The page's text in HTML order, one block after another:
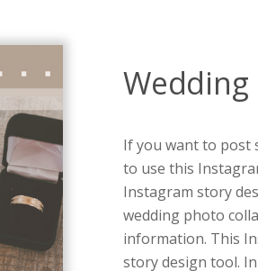
If you want to post
to use this
Instagram story
wedding photo
information. This
story design tool. In